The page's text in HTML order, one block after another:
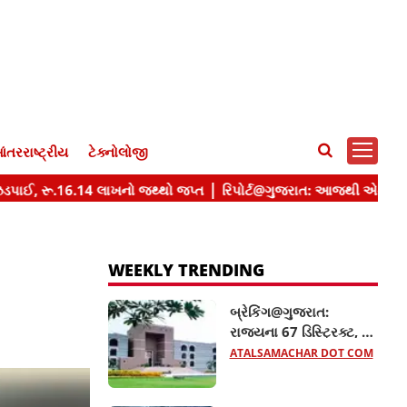
ટેક્નોલોજી
WEEKLY TRENDING
બ્રેકિંગ@ગુજરાત:
રાજ્યના 67 ડિસ્ટ્રિક્ટ, 63
સિવિલ અને 26 સિનિયર
ATALSAMACHAR DOT COM